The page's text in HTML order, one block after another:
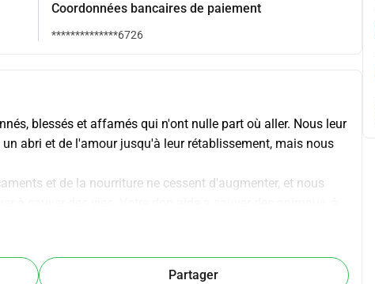
Coordonnées bancaires de paiement
**************6726
blessés et affamés qui n'ont nulle part où aller. Nous leur
abri et de l'amour jusqu'à leur rétablissement, mais nous
et de la nourriture ne cessent d'augmenter, et nous
chance. Aucun montant n'est trop petit. Si vous ne pouvez
Partager